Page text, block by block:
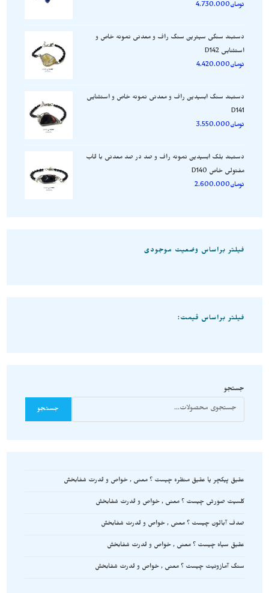
تومان4.730.000
دستبند سنگی سیترین سنگ راف و معدنی نمونه خاص و
استثنایی D142
تومان4.420.000
دستبند سنگ ابسیدین راف و معدنی نمونه خاص و استثنایی
D141
تومان3.550.000
دستبند بلک ابسیدین نمونه راف و صد در صد معدنی با قاب
مفتولی خاص D140
تومان2.600.000
فیلتر براساس وضعیت موجودی
فیلتر براساس قیمت:
جستجو
جستجو
عقیق پیکچر یا عقیق منظره چیست ؟ معنی , خواص و قدرت شفابخش
کلسیت صورتی چیست ؟ معنی , خواص و قدرت شفابخش
صدف آبالون چیست ؟ معنی , خواص و قدرت شفابخش
عقیق سیاه چیست ؟ معنی , خواص و قدرت شفابخش
سنگ آمازونیت چیست ؟ معنی , خواص و قدرت شفابخش